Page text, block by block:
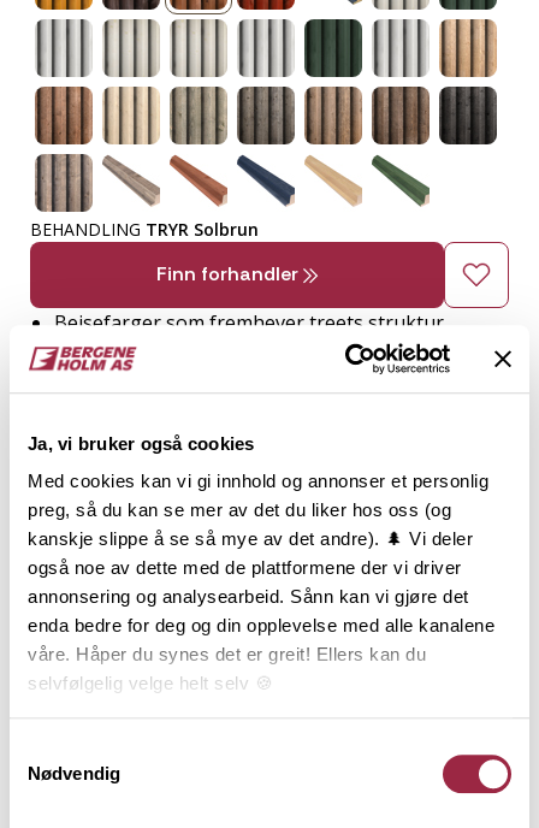
Ja, vi bruker også cookies
Med cookies kan vi gi innhold og annonser et personlig
preg, så du kan se mer av det du liker hos oss (og
kanskje slippe å se så mye av det andre). 🌲 Vi deler
også noe av dette med de plattformene der vi driver
annonsering og analysearbeid. Sånn kan vi gjøre det
enda bedre for deg og din opplevelse med alle kanalene
våre. Håper du synes det er greit! Ellers kan du
selvfølgelig velge helt selv 🍪
Nødvendig
BEHANDLING TRYR Solbrun
Finn forhandler
Beisefarger som fremhever treets struktur
Ferdig behandlet og klar til bruk
Lite vedlikehold, etterbehandles om ønskelig
Beste beskyttelse i tøft vær
Stram og kraftig profil med god spileeffekt
TRESLAG LM PER M 2 ENDEPLØY
Furu 18.2
NOBB VARETYPE
60803957